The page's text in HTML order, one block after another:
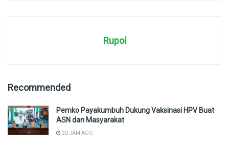
Rupol
Recommended
Pemko Payakumbuh Dukung Vaksinasi HPV Buat
ASN dan Masyarakat
20 JAM AGO